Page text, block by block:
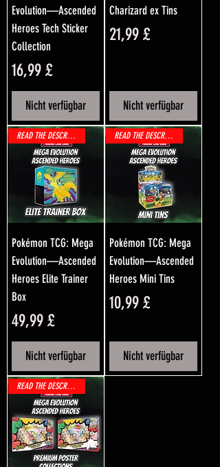
Evolution—Ascended
Heroes Tech Sticker
Collection
Preis
16,99 £
Nicht verfügbar
Charizard ex Tins
Preis
21,99 £
Nicht verfügbar
READ THE DESCRIPTION!
Pokémon TCG: Mega
Evolution—Ascended
Heroes Elite Trainer
Box
Preis
49,99 £
Nicht verfügbar
READ THE DESCRIPTION!
Pokémon TCG: Mega
Evolution—Ascended
Heroes Mini Tins
Preis
10,99 £
Nicht verfügbar
READ THE DESCRIPTION!